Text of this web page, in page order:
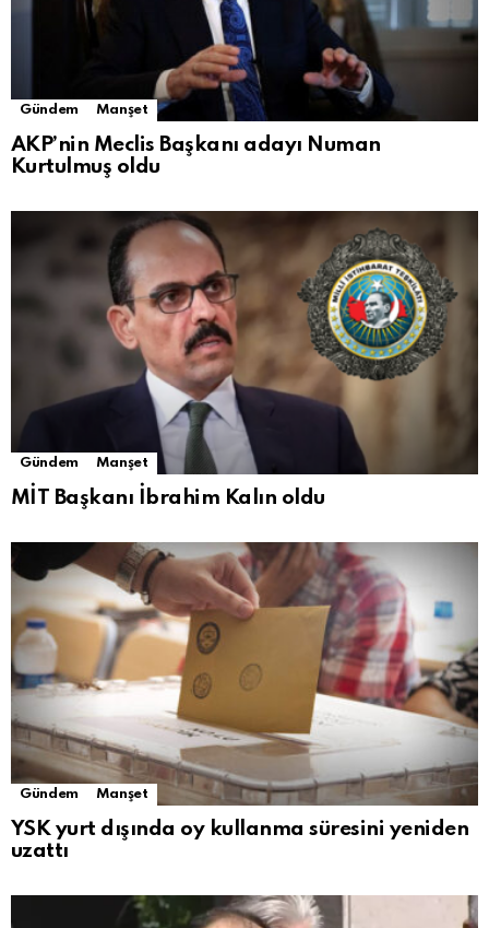
Gündem Manşet
AKP’nin Meclis Başkanı adayı Numan
Kurtulmuş oldu
Gündem Manşet
MİT Başkanı İbrahim Kalın oldu
Gündem Manşet
YSK yurt dışında oy kullanma süresini yeniden
uzattı